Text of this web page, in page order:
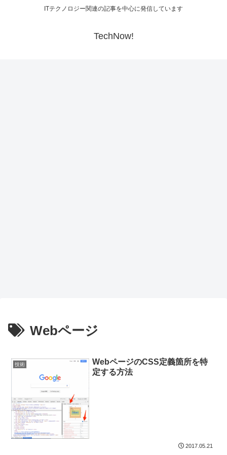
ITテクノロジー関連の記事を中心に発信しています
TechNow!
Webページ
技術
WebページのCSS定義箇所を特
定する方法
2017.05.21